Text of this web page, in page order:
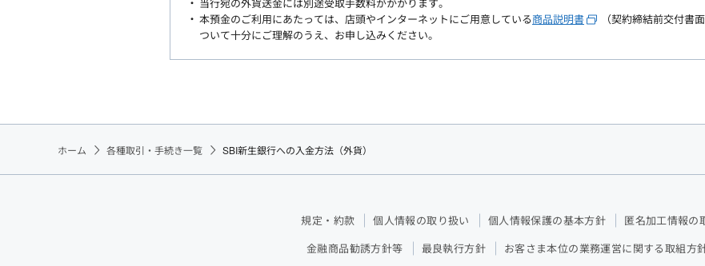
本預金のご利用にあたっては、店頭やインターネットにご用意している商品説明書
（契約締結前交付書
ついて十分にご理解のうえ、お申し込みください。
ホーム 各種取引・手続き一覧 SBI新生銀行への入金方法（外貨）
規定・約款 個人情報の取り扱い 個人情報保護の基本方針 匿名加工情報の
金融商品勧誘方針等 最良執行方針 お客さま本位の業務運営に関する取組方